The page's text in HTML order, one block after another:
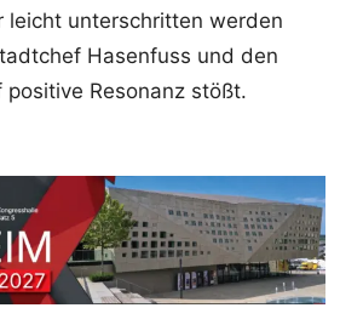
leicht unterschritten werden
Hasenfuss und den
Resonanz stößt.